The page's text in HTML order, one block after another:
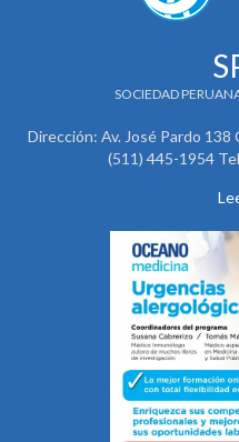
SOCIEDAD
Dirección: Av. José Pardo
(511) 445-1954